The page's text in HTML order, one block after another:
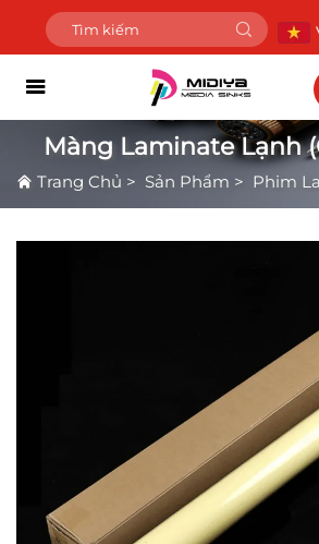
Màng Laminate Lạnh
Trang Chủ > Sản Phẩm > Phim